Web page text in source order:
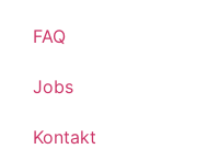
FAQ
Jobs
Kontakt